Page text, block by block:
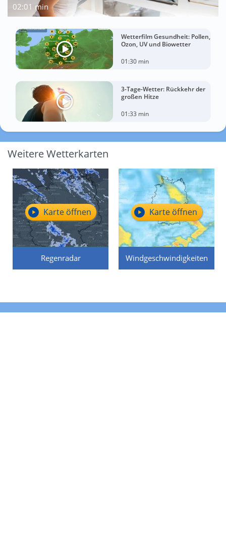
02:01 min
Wetterfilm Gesundheit: Pollen,
Ozon, UV und Biowetter
01:30 min
3-Tage-Wetter: Rückkehr der
großen Hitze
01:33 min
Weitere Wetterkarten
Regenradar
Karte öffnen
Windgeschwindigkeiten
Karte öffnen